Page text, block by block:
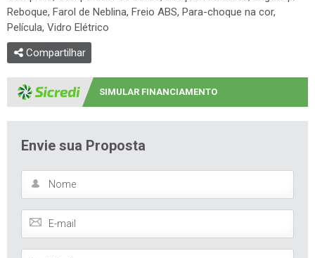
Reboque, Farol de Neblina, Freio ABS, Para-choque na cor,
Película, Vidro Elétrico
Compartilhar
SIMULAR FINANCIAMENTO
Envie sua Proposta